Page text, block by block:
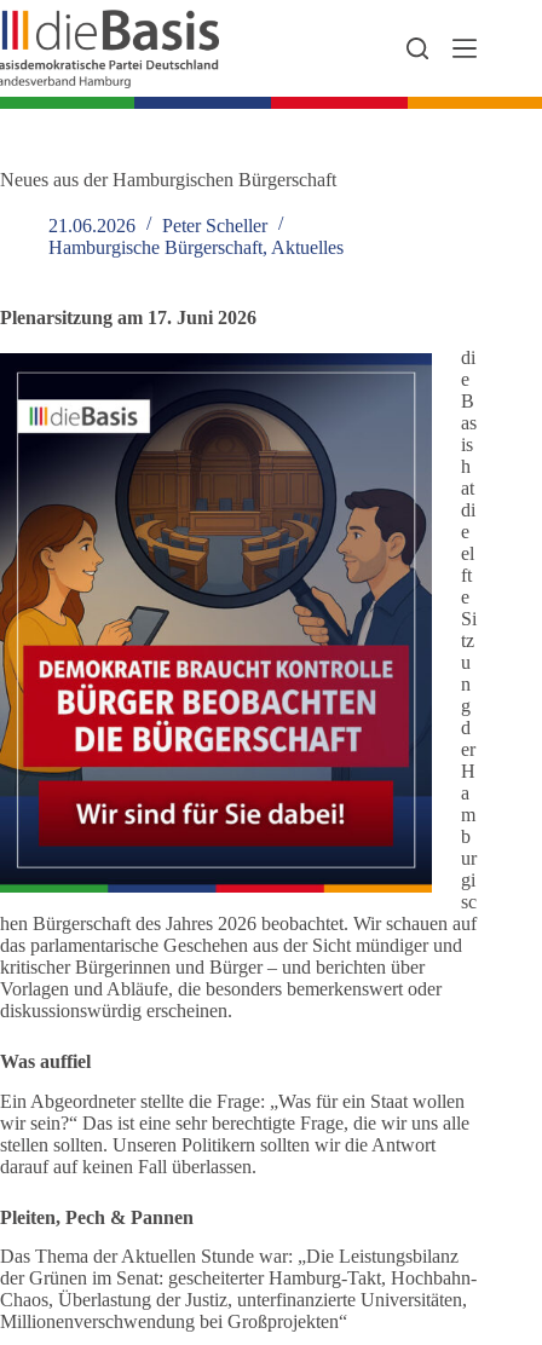
Zum
Inhalt
springen
Neues aus der Hamburgischen Bürgerschaft
21.06.2026
Peter Scheller
Hamburgische Bürgerschaft, Aktuelles
Plenarsitzung am 17. Juni 2026
di
e
B
as
is
h
at
di
e
el
ft
e
Si
tz
u
n
g
d
er
H
a
m
b
ur
gi
sc
hen Bürgerschaft des Jahres 2026 beobachtet. Wir schauen auf
das parlamentarische Geschehen aus der Sicht mündiger und
kritischer Bürgerinnen und Bürger – und berichten über
Vorlagen und Abläufe, die besonders bemerkenswert oder
diskussionswürdig erscheinen.
Was auffiel
Ein Abgeordneter stellte die Frage: „Was für ein Staat wollen
wir sein?“ Das ist eine sehr berechtigte Frage, die wir uns alle
stellen sollten. Unseren Politikern sollten wir die Antwort
darauf auf keinen Fall überlassen.
Pleiten, Pech & Pannen
Das Thema der Aktuellen Stunde war: „Die Leistungsbilanz
der Grünen im Senat: gescheiterter Hamburg-Takt, Hochbahn-
Chaos, Überlastung der Justiz, unterfinanzierte Universitäten,
Millionenverschwendung bei Großprojekten“